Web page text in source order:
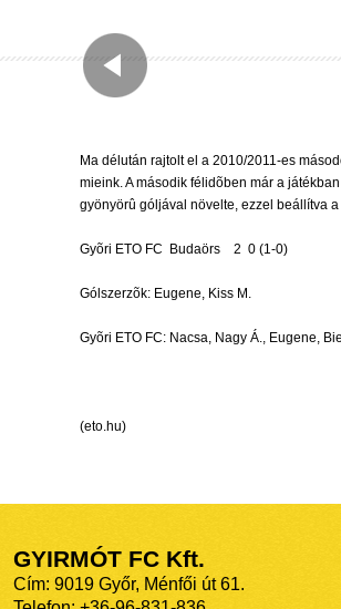
Ma délután rajtolt el a 2010/2011-es
mieink. A második félidõben már a
gyönyörû góljával növelte, ezzel beállítva
Gyõri ETO FC  Budaörs 2  0 (1-0)
Gólszerzõk: Eugene, Kiss M.
Gyõri ETO FC: Nacsa, Nagy Á., Eugene,
(eto.hu)
GYIRMÓT FC Kft.
Cím: 9019 Győr, Ménfői út 61.